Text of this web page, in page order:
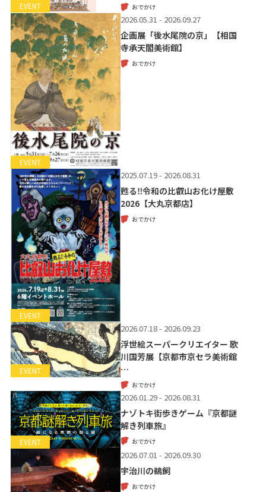
EVENT おでかけ
EVENT
2026.05.31 - 2026.09.27
企画展「後水尾院の京」【相国
寺承天閣美術館】
おでかけ
EVENT
2025.07.19 - 2026.08.31
甦る‼令和の比叡山お化け屋敷
2026【大丸京都店】
おでかけ
EVENT
2026.07.18 - 2026.09.23
浮世絵スーパークリエイター 歌
川国芳展【京都市京セラ美術館
…
おでかけ
EVENT
2026.01.29 - 2026.08.31
ナゾトキ街歩きゲーム『京都謎
解き列車旅』
おでかけ
2026.07.01 - 2026.09.30
宇治川の鵜飼
おでかけ